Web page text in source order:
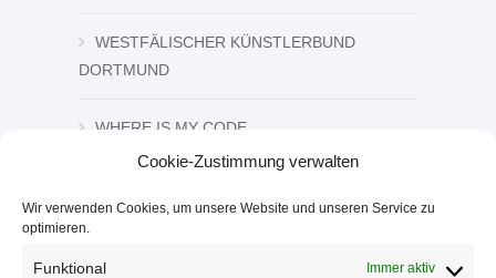
Cookie-Zustimmung verwalten
Wir verwenden Cookies, um unsere Website und unseren Service zu
optimieren.
Funktional Immer aktiv
WESTFÄLISCHER KÜNSTLERBUND
DORTMUND
WHERE IS MY CODE
ZEICHNUNG UND GRAFIK